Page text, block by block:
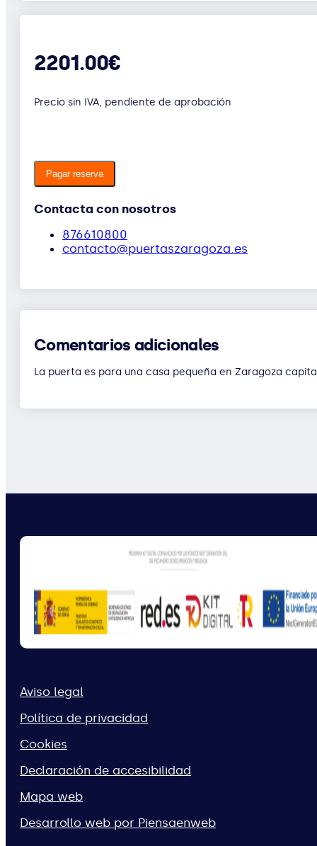
2201.00€
Precio sin IVA, pendiente de aprobación
Pagar reserva
Contacta con nosotros
876610800
contacto@puertaszaragoza.es
Comentarios adicionales
La puerta es para una casa pequeña en Zaragoza
Aviso legal
Política de privacidad
Cookies
Declaración de accesibilidad
Mapa web
Desarrollo web por Piensaenweb